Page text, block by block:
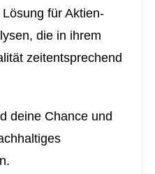
für Aktien-
die in ihrem
zeitentsprechend
deine Chance und